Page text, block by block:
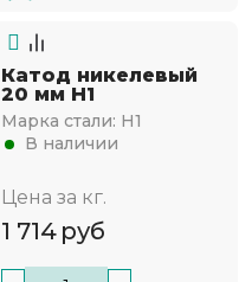
Катод никелевый
20 мм Н1
Марка стали: Н1
В наличии
Цена за кг.
1 714 руб